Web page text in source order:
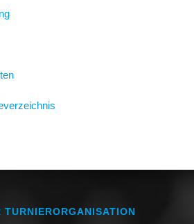
TURNIERORGANISATION